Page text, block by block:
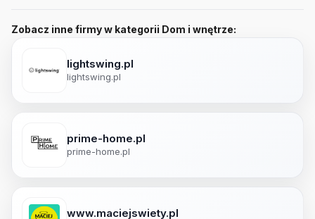
Zobacz inne firmy w kategorii Dom i wnętrze:
lightswing.pl
lightswing.pl
prime-home.pl
prime-home.pl
www.maciejswiety.pl